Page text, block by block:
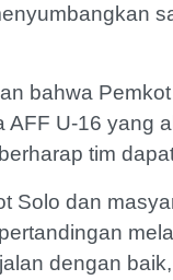
bahwa
AFF U-16 yang
tim
Solo dan
dengan